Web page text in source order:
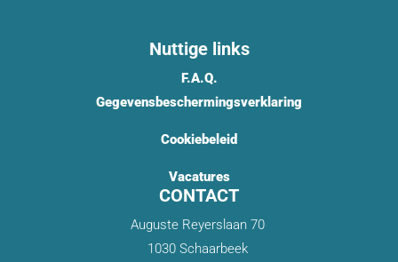
Nuttige links
F.A.Q.
Gegevensbeschermingsverklaring
Cookiebeleid
Vacatures
CONTACT
Auguste Reyerslaan 70
1030 Schaarbeek